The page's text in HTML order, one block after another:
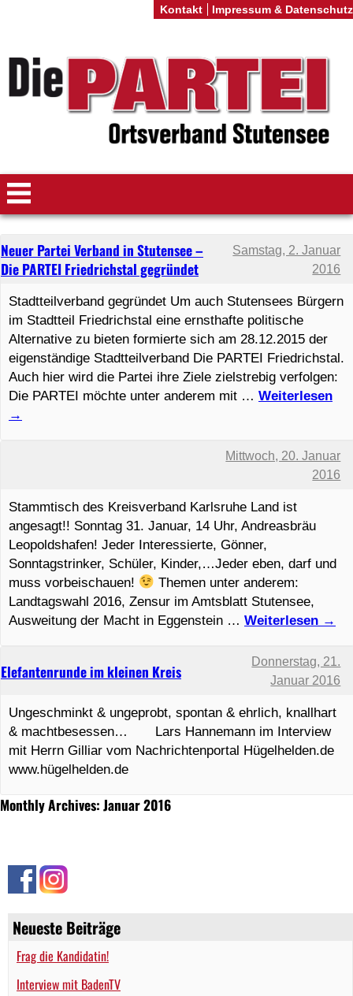
Neueste Beiträge
Frag die Kandidatin!
Interview mit BadenTV
Monthly Archives: Januar 2016
Elefantenrunde im kleinen Kreis
Donnerstag, 21.
Januar 2016
Ungeschminkt & ungeprobt, spontan & ehrlich, knallhart
& machtbesessen… Lars Hannemann im Interview
mit Herrn Gilliar vom Nachrichtenportal Hügelhelden.de
www.hügelhelden.de
Mittwoch, 20. Januar
2016
Stammtisch des Kreisverband Karlsruhe Land ist
angesagt!! Sonntag 31. Januar, 14 Uhr, Andreasbräu
Leopoldshafen! Jeder Interessierte, Gönner,
Sonntagstrinker, Schüler, Kinder,…Jeder eben, darf und
muss vorbeischauen!
Themen unter anderem:
Landtagswahl 2016, Zensur im Amtsblatt Stutensee,
Ausweitung der Macht in Eggenstein … Weiterlesen →
Neuer Partei Verband in Stutensee –
Die PARTEI Friedrichstal gegründet
Samstag, 2. Januar
2016
Stadtteilverband gegründet Um auch Stutensees Bürgern
im Stadtteil Friedrichstal eine ernsthafte politische
Alternative zu bieten formierte sich am 28.12.2015 der
eigenständige Stadtteilverband Die PARTEI Friedrichstal.
Auch hier wird die Partei ihre Ziele zielstrebig verfolgen:
Die PARTEI möchte unter anderem mit … Weiterlesen
→
Kontakt Impressum & Datenschutz